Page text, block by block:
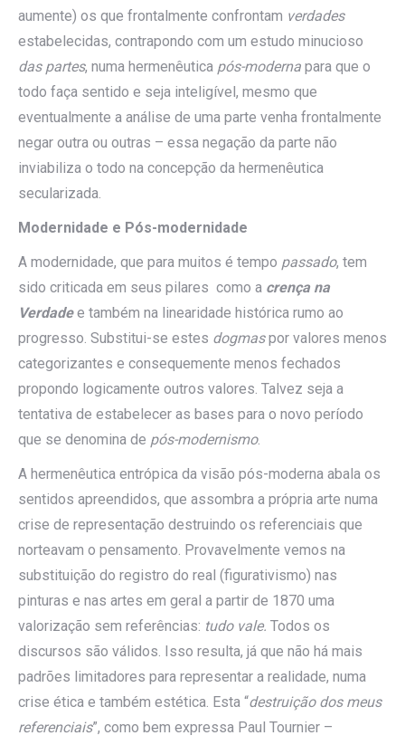
aumente) os que frontalmente confrontam verdades
estabelecidas, contrapondo com um estudo minucioso
das partes, numa hermenêutica pós-moderna para que o
todo faça sentido e seja inteligível, mesmo que
eventualmente a análise de uma parte venha frontalmente
negar outra ou outras – essa negação da parte não
inviabiliza o todo na concepção da hermenêutica
secularizada.
Modernidade e Pós-modernidade
A modernidade, que para muitos é tempo passado, tem
sido criticada em seus pilares como a crença na
Verdadee também na linearidade histórica rumo ao
progresso. Substitui-se estes dogmaspor valores menos
categorizantes e consequemente menos fechados
propondo logicamente outros valores. Talvez seja a
tentativa de estabelecer as bases para o novo período
que se denomina de pós-modernismo.
A hermenêutica entrópica da visão pós-moderna abala os
sentidos apreendidos, que assombra a própria arte numa
crise de representação destruindo os referenciais que
norteavam o pensamento. Provavelmente vemos na
substituição do registro do real (figurativismo) nas
pinturas e nas artes em geral a partir de 1870 uma
valorização sem referências: tudo vale. Todos os
discursos são válidos. Isso resulta, já que não há mais
padrões limitadores para representar a realidade, numa
crise ética e também estética. Esta “destruição dos meus
referenciais”, como bem expressa Paul Tournier –